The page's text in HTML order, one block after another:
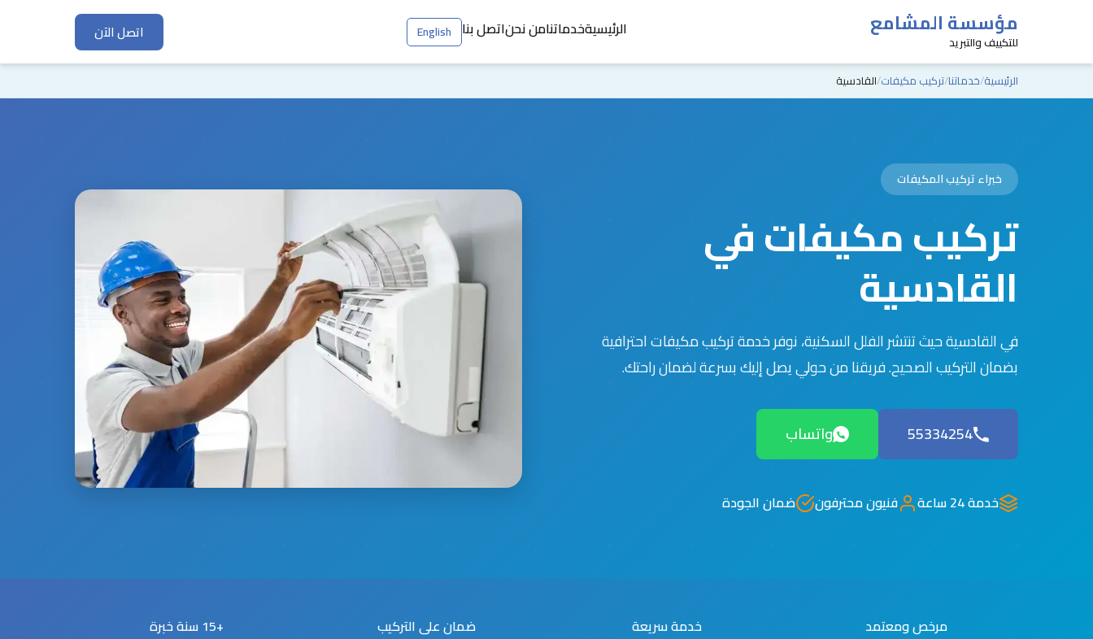
مؤسسة المشامع
للتكييف والتبريد
الرئيسيةخدماتنامن نحناتصل بنا English اتصل الآن
الرئيسية خدماتنا تركيب مكيفات القادسية
خبراء تركيب المكيفات
تركيب مكيفات في
القادسية
في القادسية حيث تنتشر الفلل السكنية، نوفر خدمة تركيب مكيفات احترافية
بضمان التركيب الصحيح. فريقنا من حولي يصل إليك بسرعة لضمان راحتك.
55334254 واتساب
خدمة 24 ساعة فنيون محترفون ضمان الجودة
مرخص ومعتمد خدمة سريعة ضمان على التركيب +15 سنة خبرة